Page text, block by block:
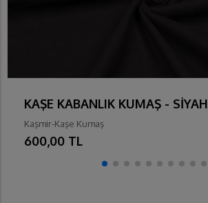
KAŞE KABANLIK KUMAŞ - SİYAH
Kaşmir-Kaşe Kumaş
600,00 TL